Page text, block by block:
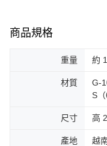
商品規格
重量 約
材質
G-
S
尺寸 高
產地 越